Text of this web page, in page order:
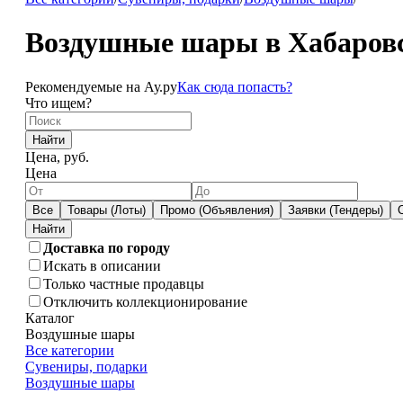
Воздушные шары в
Рекомендуемые на Ау.руКак сюда попасть?
Что ищем?
Найти
Цена, руб.
Цена
Все Товары (Лоты) Промо (Объявления) Заявки (Тендеры)
Доставка по городу
Искать в описании
Только частные продавцы
Отключить коллекционирование
Каталог
Воздушные шары
Все категории
Сувениры, подарки
Воздушные шары